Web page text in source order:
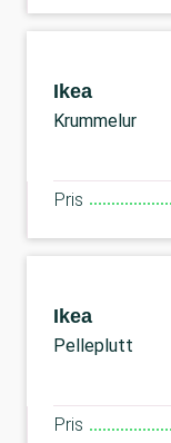
Ikea
Krummelur
Pris
Ikea
Pelleplutt
Pris